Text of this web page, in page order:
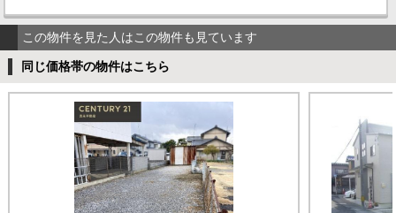
この物件を見た人はこの物件も見ています
同じ価格帯の物件はこちら